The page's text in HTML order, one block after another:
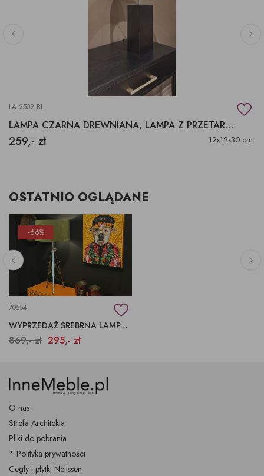
LA 2502 BL
LAMPA CZARNA DREWNIANA, LAMPA Z PRZETARCIAMI
259,- zł 12x12x30 cm
OSTATNIO OGLĄDANE
-66%
70554!
WYPRZEDAŻ SREBRNA LAMPA KLASYCZNY STATYW
869,- zł 295,- zł
O nas
Strefa Architekta
Pliki do pobrania
* Polityka prywatności
Cegły i płytki Nelissen